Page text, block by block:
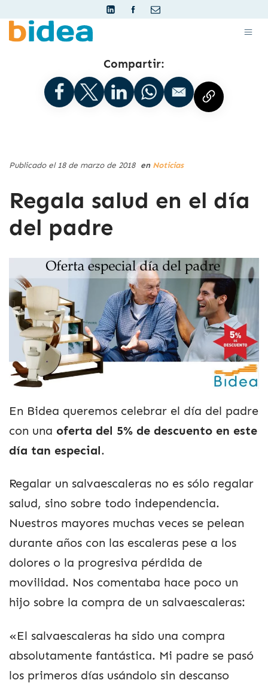
Compartir:
Publicado el 18 de marzo de 2018 en Noticias
Regala salud en el día
del padre
En Bidea queremos celebrar el día del padre
con una oferta del 5% de descuento en este
día tan especial.
Regalar un salvaescaleras no es sólo regalar
salud, sino sobre todo independencia.
Nuestros mayores muchas veces se pelean
durante años con las escaleras pese a los
dolores o la progresiva pérdida de
movilidad. Nos comentaba hace poco un
hijo sobre la compra de un salvaescaleras:
«El salvaescaleras ha sido una compra
absolutamente fantástica. Mi padre se pasó
los primeros días usándolo sin descanso